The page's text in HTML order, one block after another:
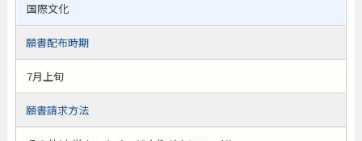
国際文化
願書配布時期
7月上旬
願書請求方法